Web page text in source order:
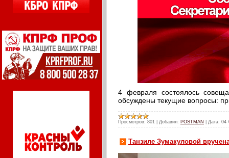
4 февраля состоялось
обсуждены текущие вопросы:
Просмотров: 801 Добавил: POSTMAN Дата: 04
Танзиле Зумакуловой